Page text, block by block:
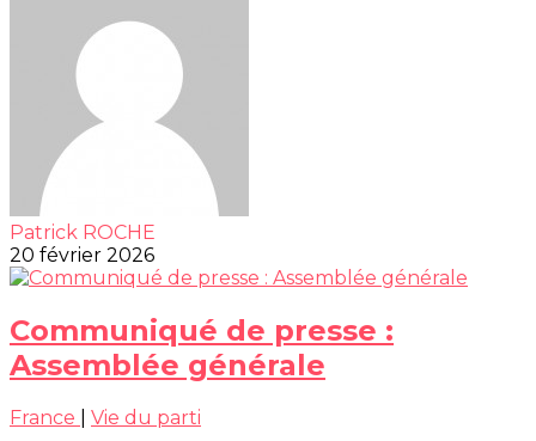
Patrick ROCHE
20 février 2026
Communiqué de presse :
Assemblée générale
France
Vie du parti